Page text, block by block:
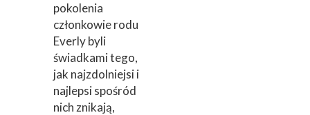
pokolenia
członkowie rodu
Everly byli
świadkami tego,
jak najzdolniejsi i
najlepsi spośród
nich znikają,